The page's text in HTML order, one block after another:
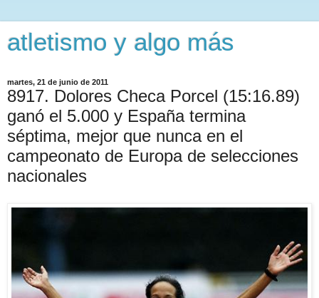
atletismo y algo más
martes, 21 de junio de 2011
8917. Dolores Checa Porcel (15:16.89)
ganó el 5.000 y España termina
séptima, mejor que nunca en el
campeonato de Europa de selecciones
nacionales